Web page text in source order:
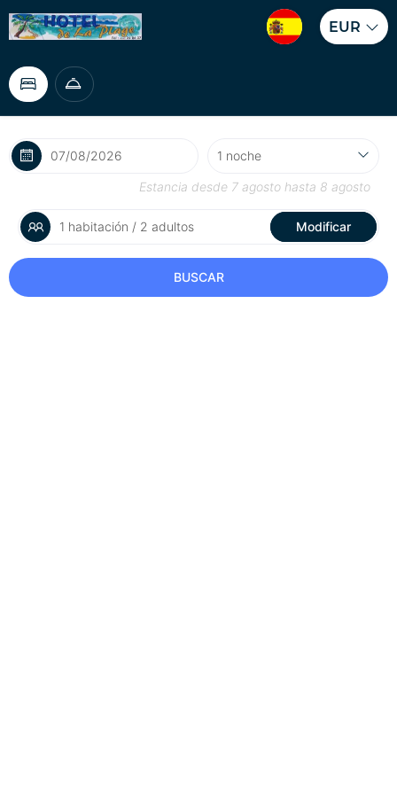
EUR
Estancia desde 7 agosto hasta 8 agosto
1 habitación / 2 adultos Modificar